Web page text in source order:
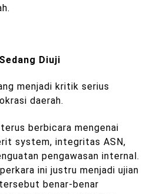
Diuji
menjadi kritik serius
daerah.
berbicara mengenai
system, integritas ASN,
pengawasan internal.
ini justru menjadi ujian
benar-benar